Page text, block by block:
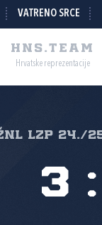
VATRENO SRCE
HNS.TEAM
Hrvatske reprezentacije
LZP 24./
3 :